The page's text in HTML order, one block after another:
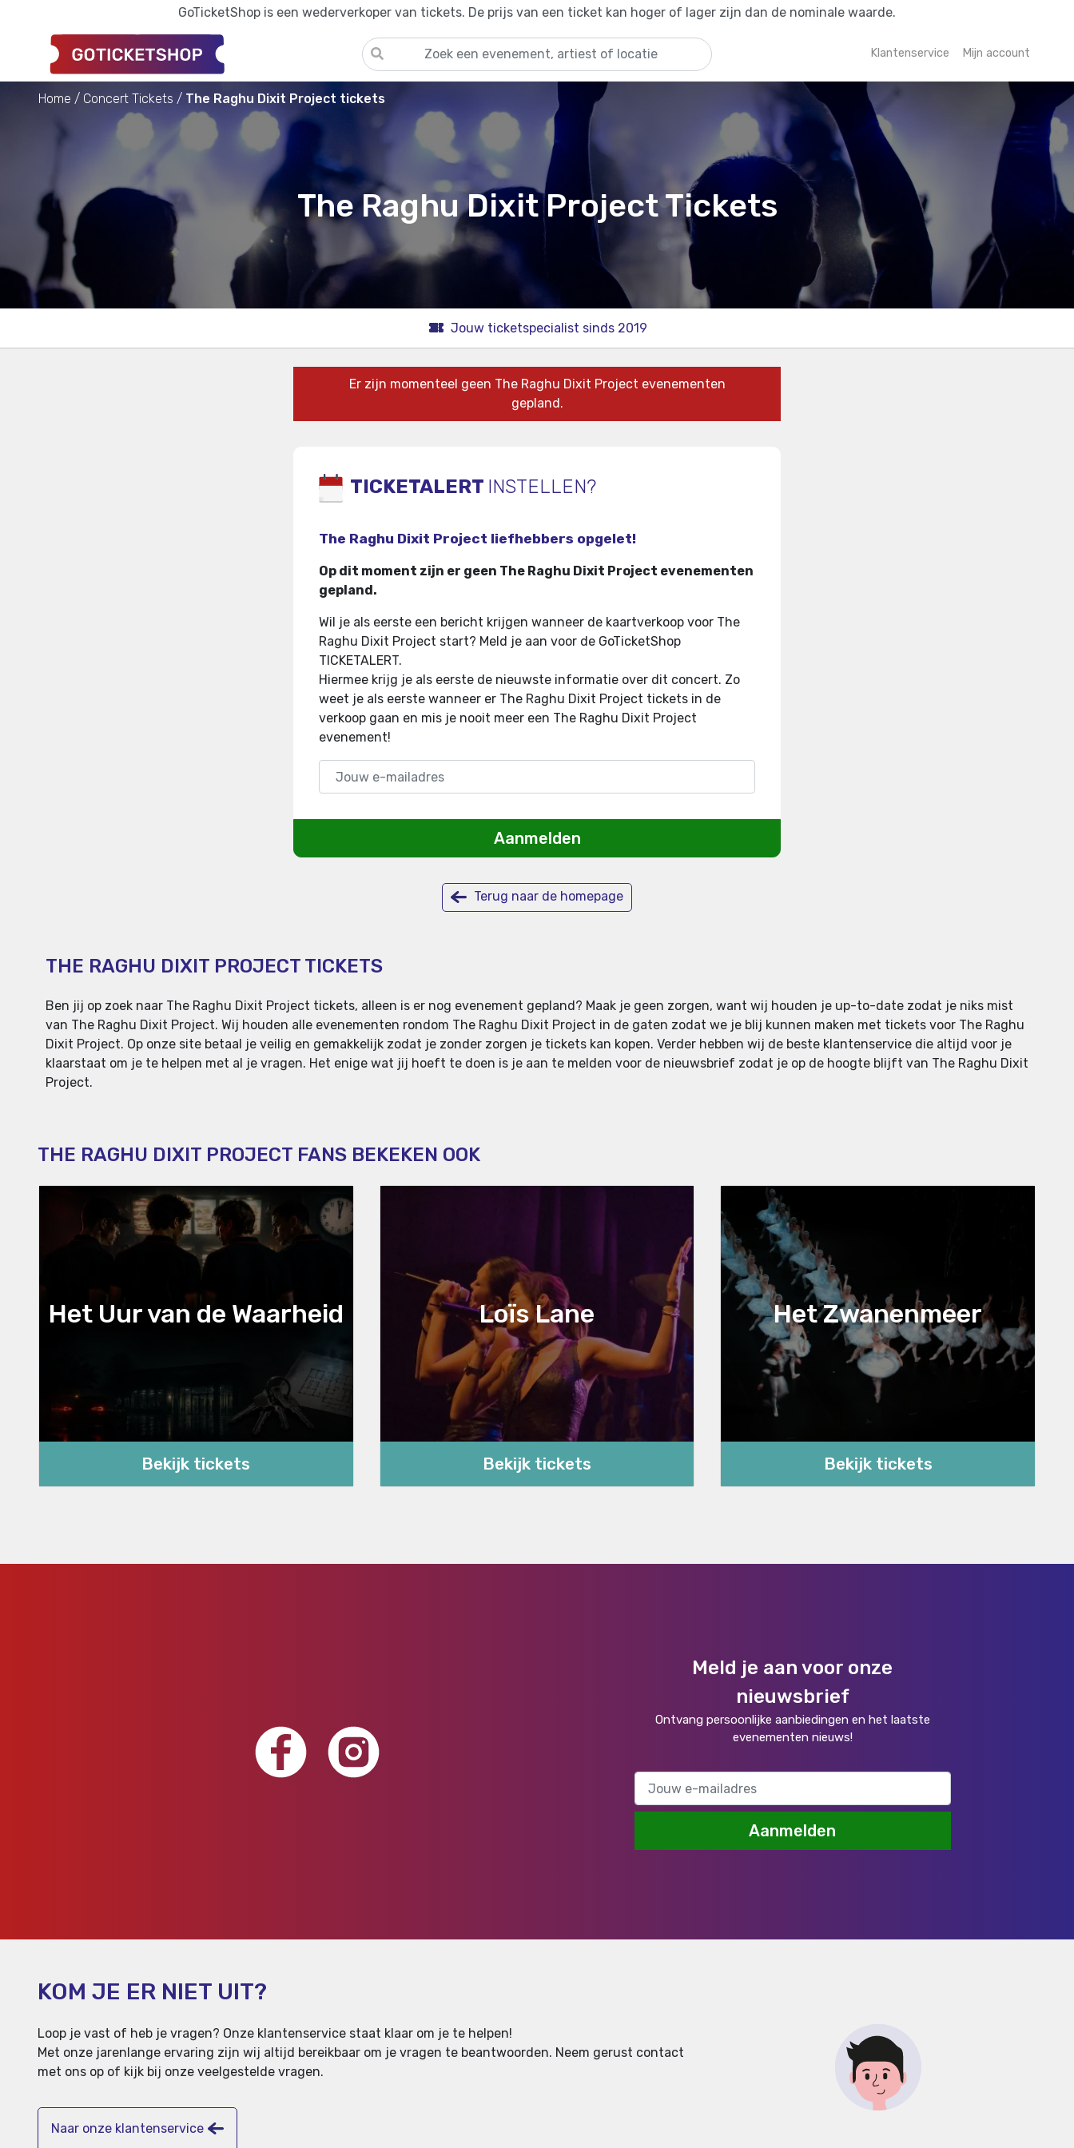
GoTicketShop is een wederverkoper van tickets. De prijs van een ticket kan hoger of lager zijn dan de nominale waarde.
Klantenservice Mijn account
Home Concert Tickets The Raghu Dixit Project tickets
The Raghu Dixit Project Tickets
Jouw ticketspecialist sinds 2019
Er zijn momenteel geen The Raghu Dixit Project evenementen
gepland.
TICKETALERT INSTELLEN?
The Raghu Dixit Project liefhebbers opgelet!
Op dit moment zijn er geen The Raghu Dixit Project evenementen
gepland.
Wil je als eerste een bericht krijgen wanneer de kaartverkoop voor The
Raghu Dixit Project start? Meld je aan voor de GoTicketShop
TICKETALERT.
Hiermee krijg je als eerste de nieuwste informatie over dit concert. Zo
weet je als eerste wanneer er The Raghu Dixit Project tickets in de
verkoop gaan en mis je nooit meer een The Raghu Dixit Project
evenement!
Aanmelden
Terug naar de homepage
THE RAGHU DIXIT PROJECT TICKETS
Ben jij op zoek naar The Raghu Dixit Project tickets, alleen is er nog evenement gepland? Maak je geen zorgen, want wij houden je up-to-date zodat je niks mist
van The Raghu Dixit Project. Wij houden alle evenementen rondom The Raghu Dixit Project in de gaten zodat we je blij kunnen maken met tickets voor The Raghu
Dixit Project. Op onze site betaal je veilig en gemakkelijk zodat je zonder zorgen je tickets kan kopen. Verder hebben wij de beste klantenservice die altijd voor je
klaarstaat om je te helpen met al je vragen. Het enige wat jij hoeft te doen is je aan te melden voor de nieuwsbrief zodat je op de hoogte blijft van The Raghu Dixit
Project.
THE RAGHU DIXIT PROJECT FANS BEKEKEN OOK
Het Uur van de Waarheid
Bekijk tickets
Loïs Lane
Bekijk tickets
Het Zwanenmeer
Bekijk tickets
Meld je aan voor onze
nieuwsbrief
Ontvang persoonlijke aanbiedingen en het laatste
evenementen nieuws!
Aanmelden
KOM JE ER NIET UIT?
Loop je vast of heb je vragen? Onze klantenservice staat klaar om je te helpen!
Met onze jarenlange ervaring zijn wij altijd bereikbaar om je vragen te beantwoorden. Neem gerust contact
met ons op of kijk bij onze veelgestelde vragen.
Naar onze klantenservice